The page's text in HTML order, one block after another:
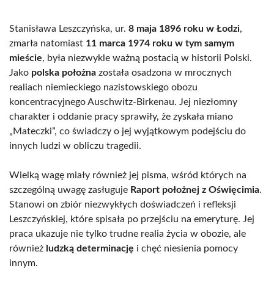
Stanisława Leszczyńska, ur. 8 maja 1896 roku w Łodzi,
zmarła natomiast 11 marca 1974 roku w tym samym
mieście, była niezwykle ważną postacią w historii Polski.
Jako polska położna została osadzona w mrocznych
realiach niemieckiego nazistowskiego obozu
koncentracyjnego Auschwitz-Birkenau. Jej niezłomny
charakter i oddanie pracy sprawiły, że zyskała miano
„Mateczki”, co świadczy o jej wyjątkowym podejściu do
innych ludzi w obliczu tragedii.
Wielką wagę miały również jej pisma, wśród których na
szczególną uwagę zasługuje Raport położnej z Oświęcimia.
Stanowi on zbiór niezwykłych doświadczeń i refleksji
Leszczyńskiej, które spisała po przejściu na emeryturę. Jej
praca ukazuje nie tylko trudne realia życia w obozie, ale
również ludzką determinację i chęć niesienia pomocy
innym.